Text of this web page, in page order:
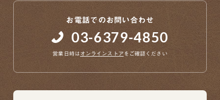
お電話でのお問い合わせ
03-6379-4850
営業日時はオンラインストア をご確認ください